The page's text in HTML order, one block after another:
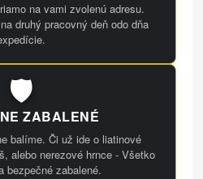
na vami zvolenú adresu.
druhý pracovný deň odo dňa
🛡️
ZABALENÉ
balíme. Či už ide o liatinové
alebo nerezové hrnce - Všetko
bezpečné zabalené.